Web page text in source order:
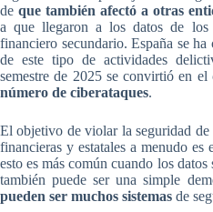
de que también afectó a otras
a que llegaron a los datos de
financiero secundario. España se
de este tipo de actividades
semestre de 2025 se convirtió en el
número de ciberataques.
El objetivo de violar la seguridad de
financieras y estatales a menudo es
esto es más común cuando los
también puede ser una simple
pueden ser muchos sistemas de